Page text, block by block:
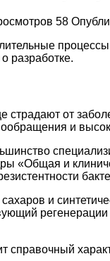
58
разработке.
от
и
«Общая и
и
справочный